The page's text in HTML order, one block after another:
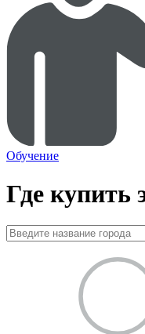
Обучение
Где купить